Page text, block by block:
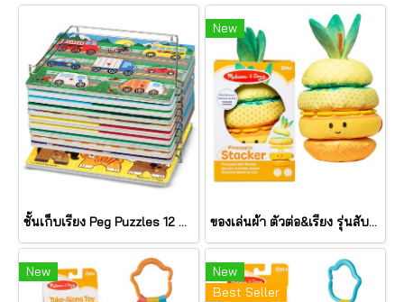
ชั้นเก็บเรียง Peg Puzzles 12 แผ่น Wire Puzzle-Storage Rack รุ่น 1018 ยี่ห้อ Melissa & Doug (นำเข้า USA)
New
ของเล่นผ้า ตัวต่อ&เรียง รุ่นสับปะรด เขย่ามีเสียง Pineapple Stacker รุ่น 30743 ยี่ห้อ Melissa & Doug
New
New
Best Seller